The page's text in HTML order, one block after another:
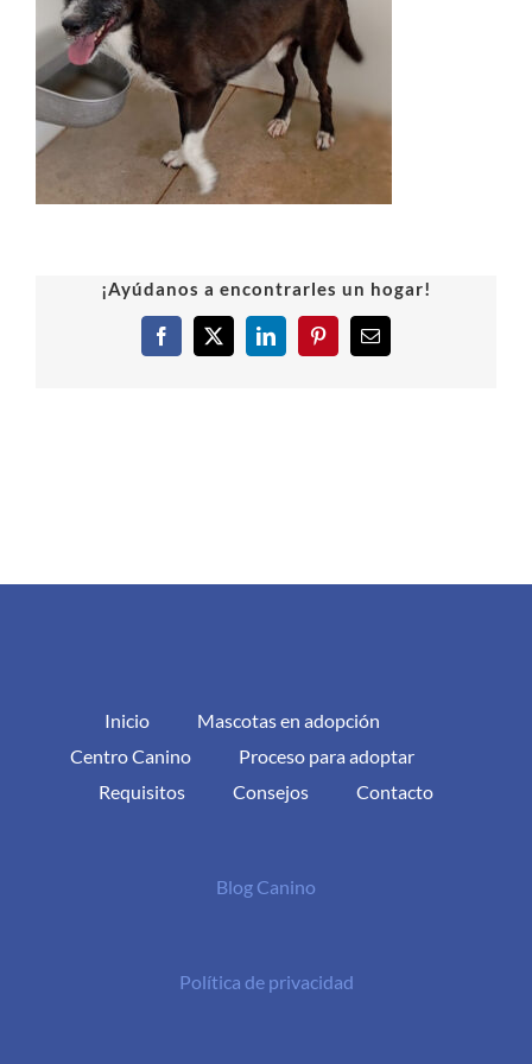
¡Ayúdanos a encontrarles un hogar!
Facebook
X LinkedInPinterestCorreo
Inicio
Mascotas en adopción
Centro Canino
Proceso para adoptar
Requisitos
Consejos Contacto
Blog Canino
Política de privacidad